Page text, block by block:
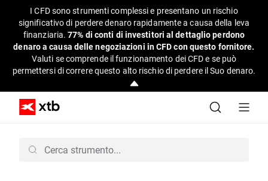
I CFD sono strumenti complessi e presentano un rischio
significativo di perdere denaro rapidamente a causa della leva
finanziaria.77% di conti di investitori al dettaglio perdono
denaro a causa delle negoziazioni in CFD con questo fornitore.
Valuti se comprende il funzionamento dei CFD e se può
permettersi di correre questo alto rischio di perdere il Suo denaro.